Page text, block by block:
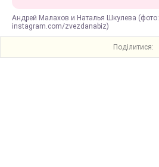
Андрей Малахов и Наталья Шкулева (фото:
instagram.com/zvezdanabiz)
Поділитися: